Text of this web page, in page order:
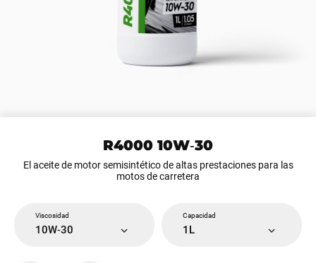
R4000 10W‑30
El aceite de motor semisintético de altas prestaciones para las
motos de carretera
Viscosidad
10W‑30
Capacidad
1L